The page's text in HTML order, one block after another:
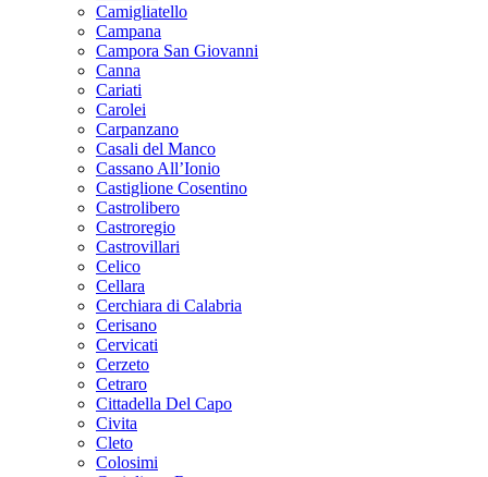
Camigliatello
Campana
Campora San Giovanni
Canna
Cariati
Carolei
Carpanzano
Casali del Manco
Cassano All’Ionio
Castiglione Cosentino
Castrolibero
Castroregio
Castrovillari
Celico
Cellara
Cerchiara di Calabria
Cerisano
Cervicati
Cerzeto
Cetraro
Cittadella Del Capo
Civita
Cleto
Colosimi